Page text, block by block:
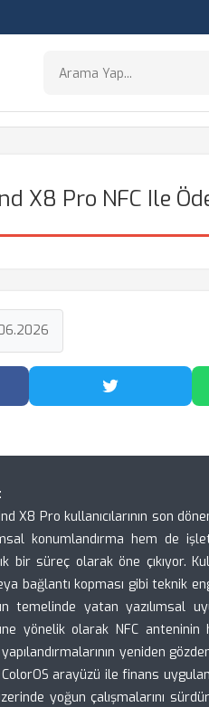
X8 Pro NFC Ile
Paylaş Twitter'da
X8 Pro kullanıcılarının son
konumlandırma hem de
bir süreç olarak öne çıkıyor.
bağlantı kopması gibi teknik
temelinde yatan yazılımsal
yönelik olarak NFC
yeniden
arayüzü ile finans
yoğun çalışmalarını